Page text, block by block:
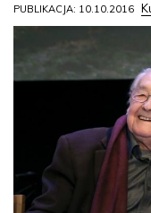
PUBLIKACJA: 10.10.2016